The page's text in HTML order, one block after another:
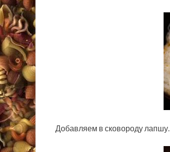
Добавляем в сковороду лапшу.